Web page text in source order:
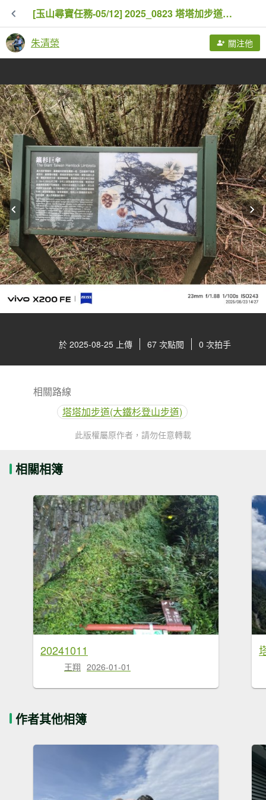
[玉山尋寶任務-05/12] 2025_0823 塔塔加步道(大鐵杉登山步道)
朱清榮 關注他
於 2025-08-25 上傳 67 次點閱 0 次拍手
相關路線
塔塔加步道(大鐵杉登山步道)
此版權屬原作者，請勿任意轉載
相關相簿
20241011
王翔 2026-01-01
作者其他相簿